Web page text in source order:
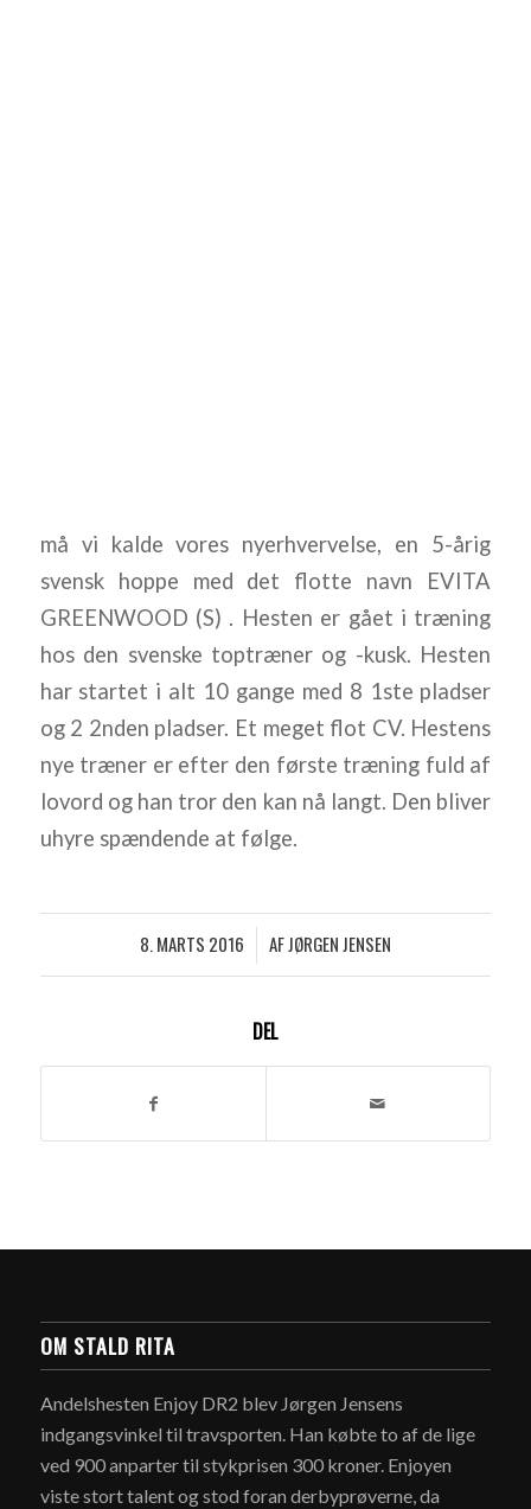
må vi kalde vores nyerhvervelse, en 5-årig
svensk hoppe med det flotte navn EVITA
GREENWOOD (S) . Hesten er gået i træning
hos den svenske toptræner og -kusk. Hesten
har startet i alt 10 gange med 8 1ste pladser
og 2 2nden pladser. Et meget flot CV. Hestens
nye træner er efter den første træning fuld af
lovord og han tror den kan nå langt. Den bliver
uhyre spændende at følge.
8. MARTS 2016
/ AFJØRGEN JENSEN
DEL
OM STALD RITA
Andelshesten Enjoy DR2 blev Jørgen Jensens
indgangsvinkel til travsporten. Han købte to af de lige
ved 900 anparter til stykprisen 300 kroner. Enjoyen
viste stort talent og stod foran derbyprøverne, da